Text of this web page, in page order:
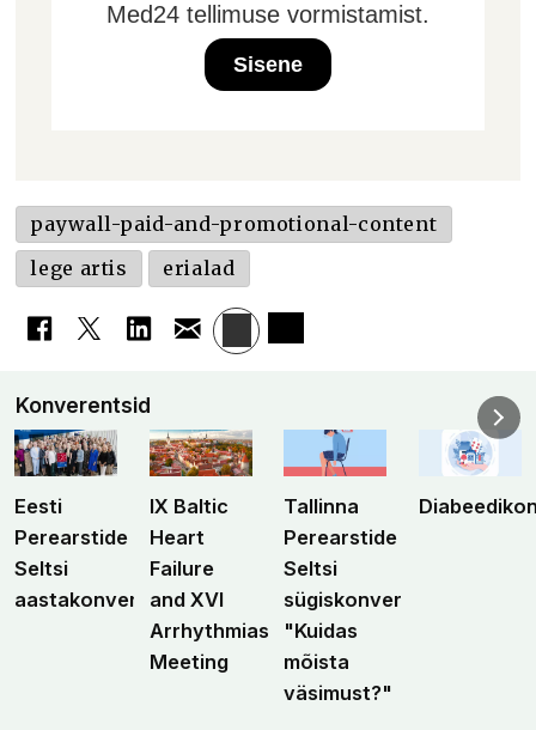
Med24 tellimuse vormistamist.
Sisene
paywall-paid-and-promotional-content
lege artis
erialad
Konverentsid
Eesti
Perearstide
Seltsi
aastakonverents
IX Baltic
Heart
Failure
and XVI
Arrhythmias
Meeting
Tallinna
Perearstide
Seltsi
sügiskonverents
"Kuidas
mõista
väsimust?"